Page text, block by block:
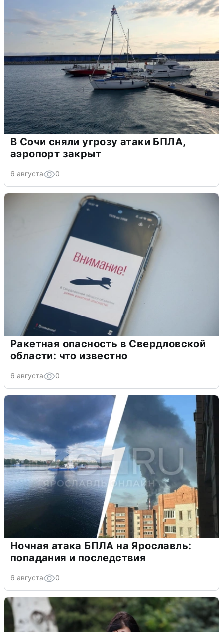
В Сочи сняли угрозу атаки БПЛА,
аэропорт закрыт
6 августа 0
Ракетная опасность в Свердловской
области: что известно
6 августа 0
Ночная атака БПЛА на Ярославль:
попадания и последствия
6 августа 0